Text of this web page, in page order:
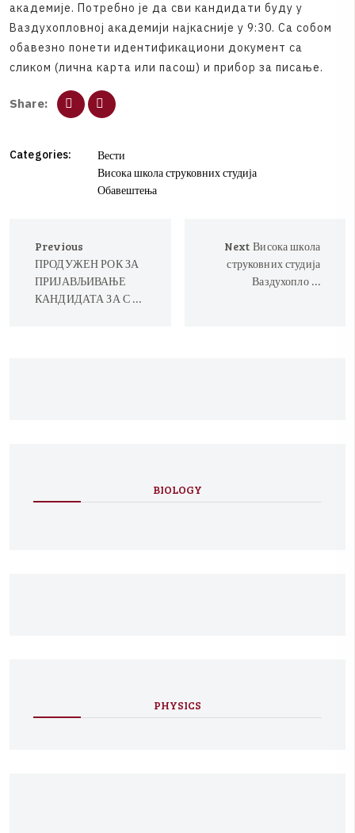
академије. Потребно је да сви кандидати буду у
Ваздухопловној академији најкасније у 9:30. Са собом
обавезно понети идентификациони документ са
сликом (лична карта или пасош) и прибор за писање.
Share:
Categories:
Вести
Висока школа струковних студија
Обавештења
Previous
ПРОДУЖЕН РОК ЗА
ПРИЈАВЉИВАЊЕ
КАНДИДАТА ЗА С …
Next Висока школа
струковних студија
Ваздухопло …
BIOLOGY
PHYSICS